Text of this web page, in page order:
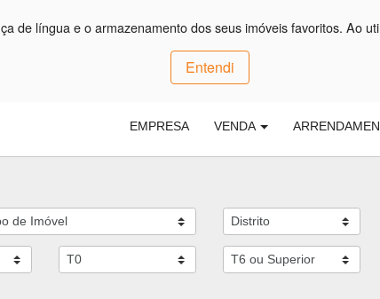
de língua e o armazenamento dos seus imóveis favoritos. Ao
Entendi
EMPRESA VENDA